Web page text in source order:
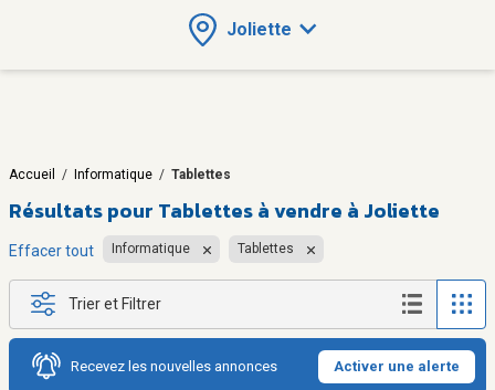
Joliette
Accueil / Informatique / Tablettes
Résultats pour Tablettes à vendre à Joliette
Effacer tout Informatique Tablettes
Trier et Filtrer
Recevez les nouvelles annonces Activer une alerte